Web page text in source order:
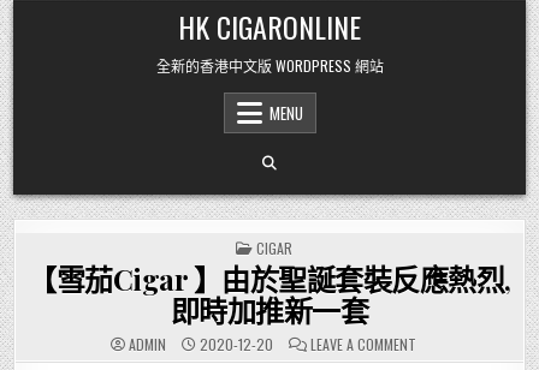
Skip
to
content
HK CIGARONLINE
全新的香港中文版 WORDPRESS 網站
MENU
POSTED
IN
CIGAR
【雪茄Cigar 】由於聖誕套裝反應熱烈,
即時加推新一套
ADMIN 2020-12-20 LEAVE A COMMENT
【雪